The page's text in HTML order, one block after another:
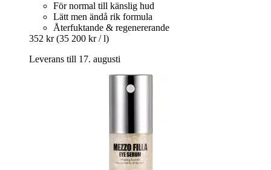
För normal till känslig hud
Lätt men ändå rik formula
Återfuktande & regenererande
352 kr (35 200 kr / l)
Leverans till 17. augusti